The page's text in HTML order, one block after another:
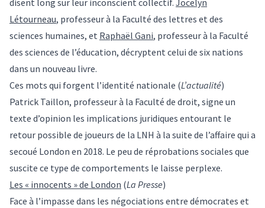
Létourneau, professeur à la Faculté des lettres et des
sciences humaines, et Raphaël Gani, professeur à la Faculté
des sciences de l’éducation, décryptent celui de six nations
dans un nouveau livre.
Ces mots qui forgent l’identité nationale (L’actualité)
Patrick Taillon, professeur à la Faculté de droit, signe un
texte d’opinion les implications juridiques entourant le
retour possible de joueurs de la LNH à la suite de l’affaire qui a
secoué London en 2018. Le peu de réprobations sociales que
suscite ce type de comportements le laisse perplexe.
Les « innocents » de London (La Presse)
Face à l’impasse dans les négociations entre démocrates et